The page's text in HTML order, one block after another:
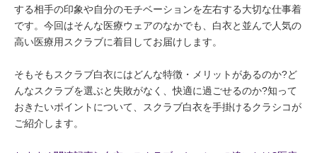
する相手の印象や自分のモチベーションを左右する大切な仕事着
です。今回はそんな医療ウェアのなかでも、白衣と並んで人気の
高い医療用スクラブに着目してお届けします。
そもそもスクラブ白衣にはどんな特徴・メリットがあるのか?ど
んなスクラブを選ぶと失敗がなく、快適に過ごせるのか?知って
おきたいポイントについて、スクラブ白衣を手掛けるクラシコが
ご紹介します。